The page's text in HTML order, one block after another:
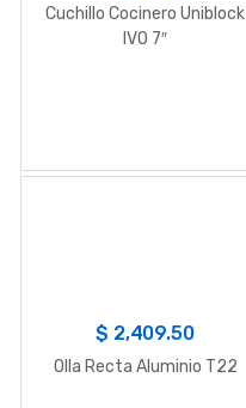
Cuchillo Cocinero Uniblock
IVO 7″
$ 2,409.50
Olla Recta Aluminio T22